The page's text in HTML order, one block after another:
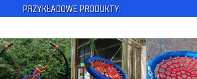
PRZYKŁADOWE PRODUKTY: